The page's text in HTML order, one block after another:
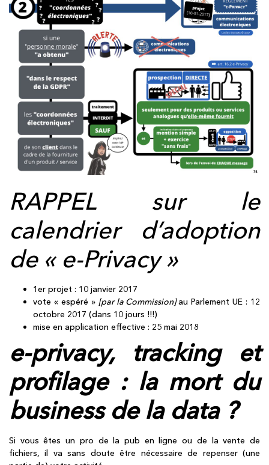
RAPPEL sur le
calendrier d’adoption
de « e-Privacy »
1er projet : 10 janvier 2017
vote « espéré » [par la Commission]au Parlement UE : 12
octobre 2017 (dans 10 jours !!!)
mise en application effective : 25 mai 2018
e-privacy, tracking et
profilage : la mort du
business de la data ?
Si vous êtes un pro de la pub en ligne ou de la vente de
fichiers, il va sans doute être nécessaire de repenser (une